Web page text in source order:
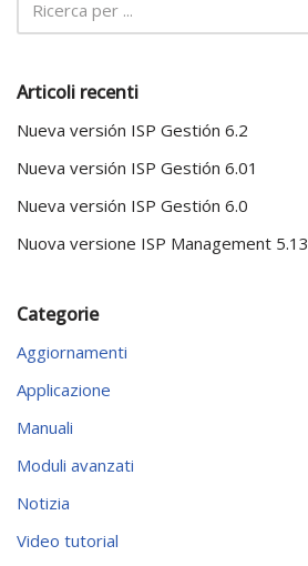
Articoli recenti
Nueva versión ISP Gestión 6.2
Nueva versión ISP Gestión 6.01
Nueva versión ISP Gestión 6.0
Nuova versione ISP Management 5.13
Categorie
Aggiornamenti
Applicazione
Manuali
Moduli avanzati
Notizia
Video tutorial